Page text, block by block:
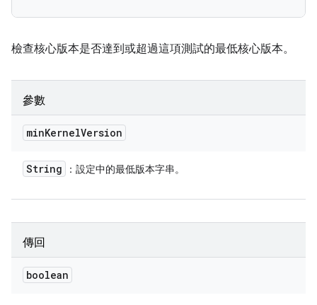
檢查核心版本是否達到或超過這項測試的最低核心版本。
參數
minKernelVersion
String ：設定中的最低版本字串。
傳回
boolean